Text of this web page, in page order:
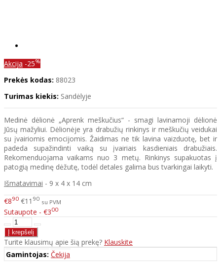
Akcija -25%
Prekės kodas: 88023
Turimas kiekis: Sandėlyje
Medinė dėlionė „Aprenk meškučius“ - smagi lavinamoji dėlionė
Jūsų mažyliui. Dėlionėje yra drabužių rinkinys ir meškučių veidukai
su įvairiomis emocijomis. Žaidimas ne tik lavina vaizduotę, bet ir
padeda supažindinti vaiką su įvairiais kasdieniais drabužiais.
Rekomenduojama vaikams nuo 3 metų. Rinkinys supakuotas į
patogią medinę dėžutę, todėl detales galima bus tvarkingai laikyti.
Išmatavimai - 9 x 4 x 14 cm
€890 €11 90 su PVM
Sutaupote - €300
Turite klausimų apie šią prekę? Klauskite
Gamintojas: Čekija